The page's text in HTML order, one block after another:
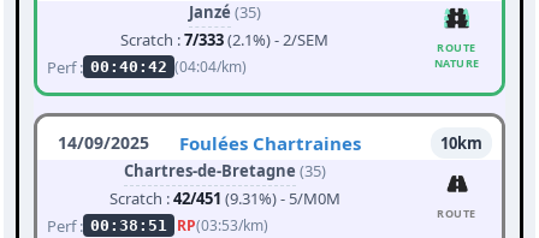
Janzé (35)
Scratch :7/333(2.1%) - 2/SEM
Perf : 00:40:42 (04:04/km)
ROUTE
NATURE
14/09/2025 Foulées Chartraines
10km
Chartres-de-Bretagne (35)
Scratch :42/451 (9.31%) - 5/M0M
Perf : 00:38:51 RP(03:53/km)
ROUTE